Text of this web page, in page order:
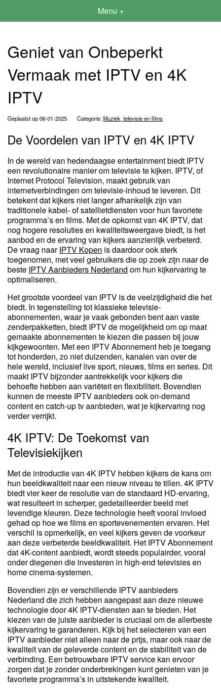
Menu +
Geniet van Onbeperkt
Vermaak met IPTV en 4K
IPTV
Geplaatst op 06-01-2025 Categorie:Muziek, televisie en films
De Voordelen van IPTV en 4K IPTV
In de wereld van hedendaagse entertainment biedt IPTV
een revolutionaire manier om televisie te kijken. IPTV, of
Internet Protocol Television, maakt gebruik van
internetverbindingen om televisie-inhoud te leveren. Dit
betekent dat kijkers niet langer afhankelijk zijn van
traditionele kabel- of satellietdiensten voor hun favoriete
programma’s en films. Met de opkomst van 4K IPTV, dat
nog hogere resoluties en kwaliteitsweergave biedt, is het
aanbod en de ervaring van kijkers aanzienlijk verbeterd.
De vraag naarIPTV Kopen is daardoor ook sterk
toegenomen, met veel gebruikers die op zoek zijn naar de
beste IPTV Aanbieders Nederland om hun kijkervaring te
optimaliseren.
Het grootste voordeel van IPTV is de veelzijdigheid die het
biedt. In tegenstelling tot klassieke televisie-
abonnementen, waar je vaak gebonden bent aan vaste
zenderpakketten, biedt IPTV de mogelijkheid om op maat
gemaakte abonnementen te kiezen die passen bij jouw
kijkgewoonten. Met een IPTV Abonnement heb je toegang
tot honderden, zo niet duizenden, kanalen van over de
hele wereld, inclusief live sport, nieuws, films en series. Dit
maakt IPTV bijzonder aantrekkelijk voor kijkers die
behoefte hebben aan variëteit en flexibiliteit. Bovendien
kunnen de meeste IPTV aanbieders ook on-demand
content en catch-up tv aanbieden, wat je kijkervaring nog
verder verrijkt.
4K IPTV: De Toekomst van
Televisiekijken
Met de introductie van 4K IPTV hebben kijkers de kans om
hun beeldkwaliteit naar een nieuw niveau te tillen. 4K IPTV
biedt vier keer de resolutie van de standaard HD-ervaring,
wat resulteert in scherper, gedetailleerder beeld met
levendige kleuren. Deze technologie heeft vooral invloed
gehad op hoe we films en sportevenementen ervaren. Het
verschil is opmerkelijk, en veel kijkers geven de voorkeur
aan deze verbeterde beeldkwaliteit. Het IPTV Abonnement
dat 4K-content aanbiedt, wordt steeds populairder, vooral
onder diegenen die investeren in high-end televisies en
home cinema-systemen.
Bovendien zijn er verschillende IPTV aanbieders
Nederland die zich hebben aangepast aan deze nieuwe
technologie door 4K IPTV-diensten aan te bieden. Het
kiezen van de juiste aanbieder is cruciaal om de allerbeste
kijkervaring te garanderen. Kijk bij het selecteren van een
IPTV aanbieder niet alleen naar de prijs, maar ook naar de
kwaliteit van de geleverde content en de stabiliteit van de
verbinding. Een betrouwbare IPTV service kan ervoor
zorgen dat je zonder onderbrekingen kunt genieten van je
favoriete programma’s in uitstekende kwaliteit.